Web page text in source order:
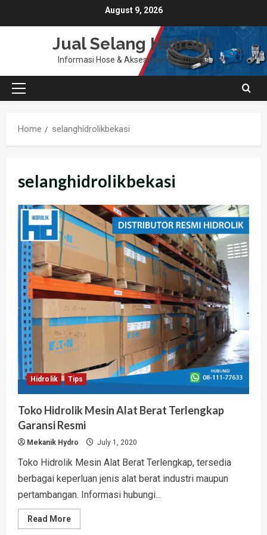
to
August 9, 2026
Jual Selang Hidrolik
Informasi Hose & Aksesories Berkualitas
Primary
Home
selanghidrolikbekasi
selanghidrolikbekasi
Hidrolik Tips
Toko Hidrolik Mesin Alat Berat Terlengkap
Garansi Resmi
Mekanik Hydro July 1, 2020
Toko Hidrolik Mesin Alat Berat Terlengkap, tersedia
berbagai keperluan jenis alat berat industri maupun
pertambangan. Informasi hubungi...
Read MoreRead
more